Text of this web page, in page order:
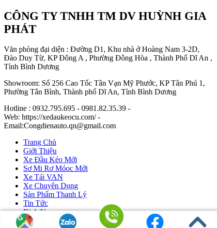
CÔNG TY TNHH TM DV HUỲNH GIA
PHÁT
Văn phòng đại diện : Đường D1, Khu nhà ở Hoàng Nam 3-2D,
Đào Duy Từ, KP Đông A , Phường Đông Hòa , Thành Phố Dĩ An ,
Tỉnh Bình Dương
Showroom: Số 256 Cao Tốc Tân Vạn Mỹ Phước, KP Tân Phú 1,
Phường Tân Bình, Thành phố Dĩ An, Tỉnh Bình Dương
Hotline : 0932.795.695 - 0981.82.35.39 -
Web: https://xedaukeocu.com/ -
Email:Congdienauto.qn@gmail.com
Trang Chủ
Giới Thiệu
Xe Đầu Kéo Mới
Sơ Mi Rơ Móoc Mới
Xe Tải VAN
Xe Chuyên Dụng
Sản Phẩm Thanh Lý
Tin Tức
Dịch Vụ
Liên Hệ